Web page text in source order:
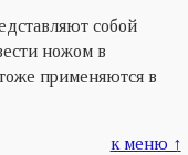
собой
ножом в
применяются в
к меню ↑